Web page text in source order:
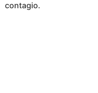
contagio.